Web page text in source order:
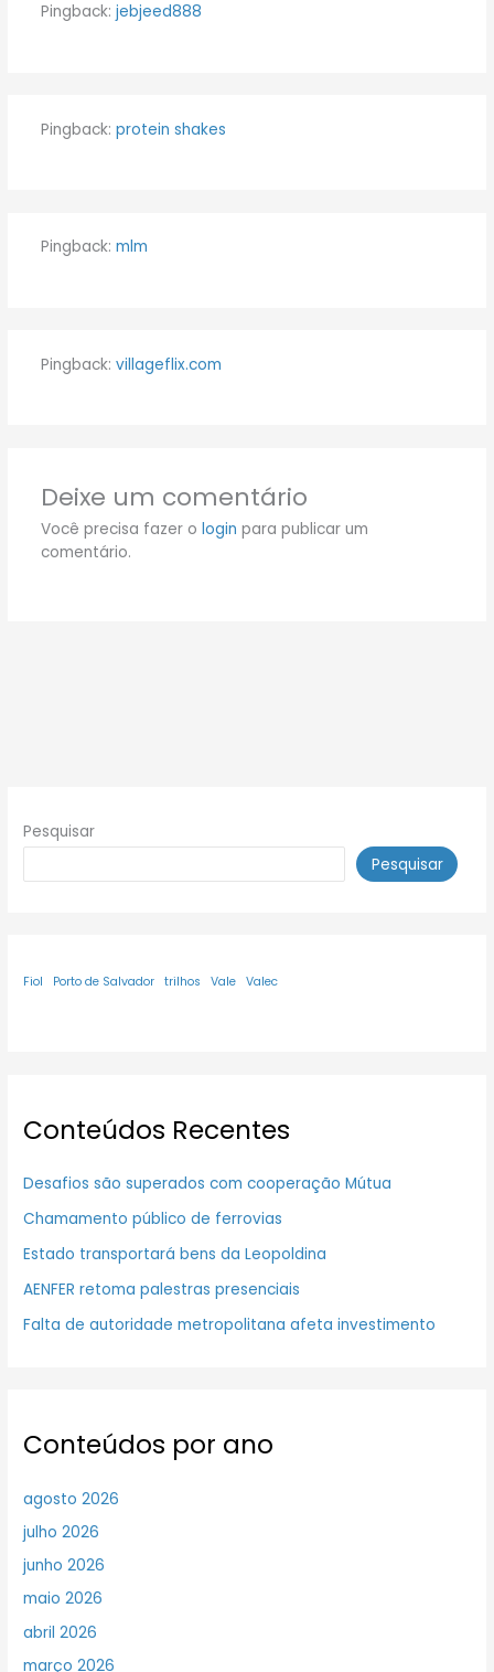
Pingback: jebjeed888
Pingback: protein shakes
Pingback: mlm
Pingback: villageflix.com
Deixe um comentário
Você precisa fazer o login para publicar um
comentário.
Pesquisar
Pesquisar
Fiol Porto de Salvador trilhos Vale Valec
Conteúdos Recentes
Desafios são superados com cooperação Mútua
Chamamento público de ferrovias
Estado transportará bens da Leopoldina
AENFER retoma palestras presenciais
Falta de autoridade metropolitana afeta investimento
Conteúdos por ano
agosto 2026
julho 2026
junho 2026
maio 2026
abril 2026
março 2026